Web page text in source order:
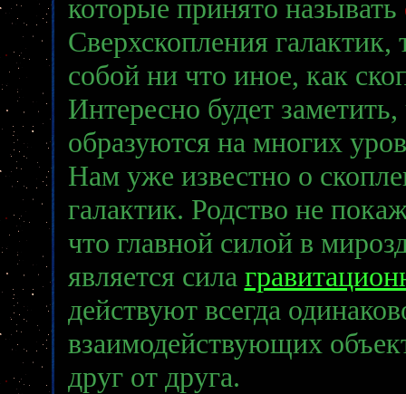
которые принято называть
Сверхскопления
собой ни что иное, как
Интересно будет
образуются на многих
Нам уже известно о
галактик. Родство не
что главной силой в
является сила
действуют всегда
взаимодействующих
друг от друга.